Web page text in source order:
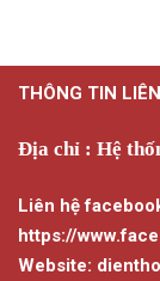
THÔNG TIN
Địa chỉ : Hệ
Liên hệ
https://
Website: